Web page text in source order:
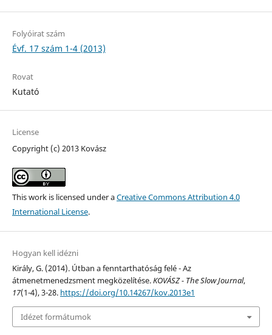
Folyóirat szám
Évf. 17 szám 1-4 (2013)
Rovat
Kutató
License
Copyright (c) 2013 Kovász
This work is licensed under aCreative Commons Attribution 4.0
International License.
Hogyan kell idézni
Király, G. (2014). Útban a fenntarthatóság felé - Az
átmenetmenedzsment megközelítése.KOVÁSZ - The Slow Journal,
17(1-4), 3-28. https://doi.org/10.14267/kov.2013e1
Idézet formátumok